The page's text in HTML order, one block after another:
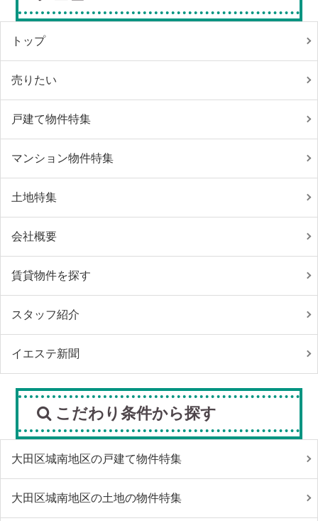
トップ
売りたい
戸建て物件特集
マンション物件特集
土地特集
会社概要
賃貸物件を探す
スタッフ紹介
イエステ新聞
こだわり条件から探す
大田区城南地区の戸建て物件特集
大田区城南地区の土地の物件特集